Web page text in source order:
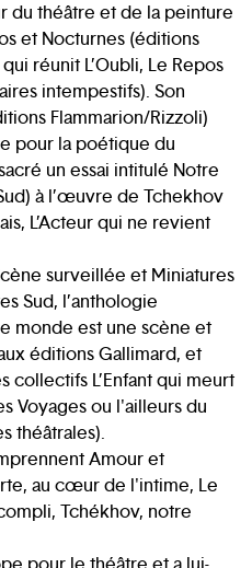
du théâtre et de la peinture
et Nocturnes (éditions
réunit L’Oubli, Le Repos
intempestifs). Son
Flammarion/Rizzoli)
pour la poétique du
un essai intitulé Notre
à l’œuvre de Tchekhov
L’Acteur qui ne revient
surveillée et Miniatures
Sud, l’anthologie
monde est une scène et
éditions Gallimard, et
L’Enfant qui meurt
Voyages ou l'ailleurs du
théâtrales).
Amour et
au cœur de l'intime, Le
Tchékhov, notre